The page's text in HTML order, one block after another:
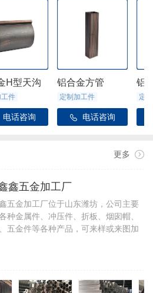
H型天沟
件
电话咨询
铝合金方管
定制加工件
 电话咨询
铝
定
更多
鑫五金加工厂
五金加工厂位于山东潍坊，公司主要
种金属件、冲压件、折板、烟囱帽、
五金件等各种产品，可来样或来图加
链、定制烟囱帽、虹吸雨水斗、侧排
簸箕、阴脊瓦、不锈钢透气帽等。公